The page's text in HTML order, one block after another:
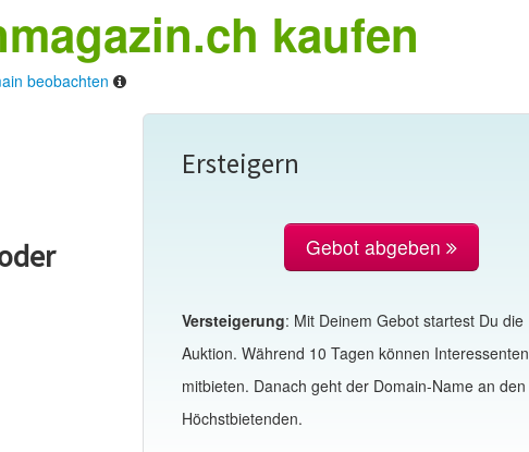
kaufen
beobachten
Ersteigern
Gebot abgeben
Versteigerung: Mit Deinem Gebot startest Du die
Auktion. Während 10 Tagen können Interessenten
mitbieten. Danach geht der Domain-Name an den
Höchstbietenden.